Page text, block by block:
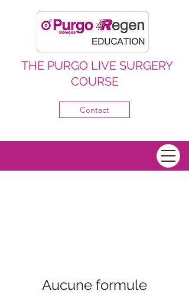
THE PURGO LIVE SURGERY
COURSE
Contact
Aucune formule